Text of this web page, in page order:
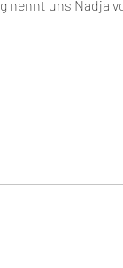
nennt uns Nadja